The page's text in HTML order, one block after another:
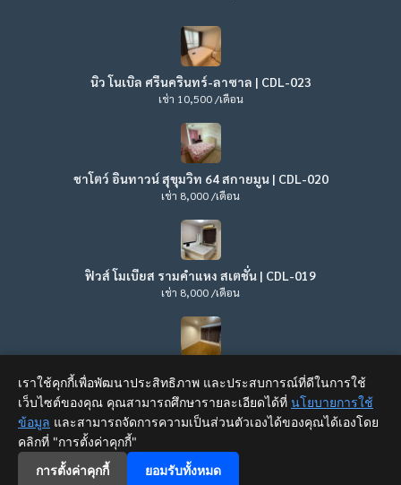
นิว โนเบิล ศรีนครินทร์-ลาซาล | CDL-023
เช่า 10,500 /เดือน
ชาโตว์ อินทาวน์ สุขุมวิท 64 สกายมูน | CDL-020
เช่า 8,000 /เดือน
ฟิวส์ โมเบียส รามคำแหง สเตชั่น | CDL-019
เช่า 8,000 /เดือน
ลุมพินี วิลล์ ลาดพร้าว – โชคชัย 4 | CDL-017
เช่า 8,500 /เดือน
© 2020-2025
support_agent for_you
home_and_garden map_search home_work
เราใช้คุกกี้เพื่อพัฒนาประสิทธิภาพ และประสบการณ์ที่ดีในการใช้
เว็บไซต์ของคุณ คุณสามารถศึกษารายละเอียดได้ที่ นโยบายการใช้
ข้อมูล และสามารถจัดการความเป็นส่วนตัวเองได้ของคุณได้เองโดย
คลิกที่ "การตั้งค่าคุกกี้"
การตั้งค่าคุกกี้
ยอมรับทั้งหมด